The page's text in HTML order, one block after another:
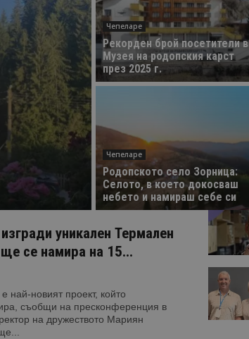
Чепеларе
Рекорден брой посетители в
Музея на родопския карст
през 2025 г.
Чепеларе
Родопското село Зорница:
Селото, в което докосваш
небето и намираш себе си
уникален Термален
се намира на 15...
най-новият проект, който
съобщи на пресконференция в
на дружеството Мариян